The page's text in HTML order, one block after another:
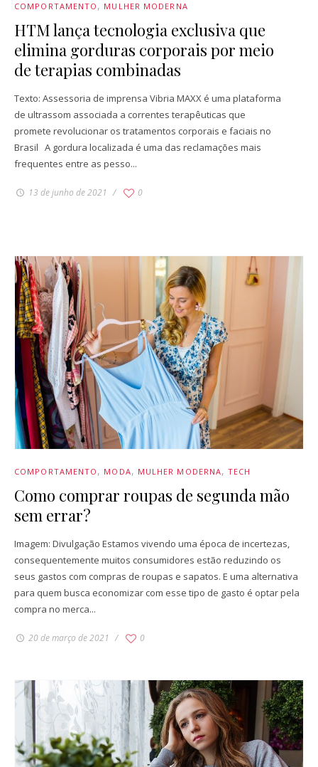
COMPORTAMENTO MULHER MODERNA
HTM lança tecnologia exclusiva que
elimina gorduras corporais por meio
de terapias combinadas
Texto: Assessoria de imprensa Vibria MAXX é uma plataforma
de ultrassom associada a correntes terapêuticas que
promete revolucionar os tratamentos corporais e faciais no
Brasil A gordura localizada é uma das reclamações mais
frequentes entre as pesso...
13 de junho de 2021 0
COMPORTAMENTO MODA MULHER MODERNA TECH
Como comprar roupas de segunda mão
sem errar?
Imagem: Divulgação Estamos vivendo uma época de incertezas,
consequentemente muitos consumidores estão reduzindo os
seus gastos com compras de roupas e sapatos. E uma alternativa
para quem busca economizar com esse tipo de gasto é optar pela
compra no merca...
20 de março de 2021 0